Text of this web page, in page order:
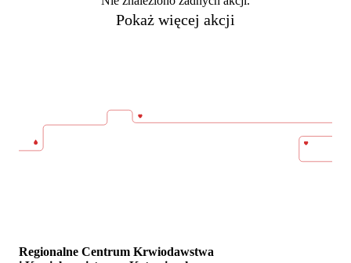
Pokaż więcej akcji
Regionalne Centrum Krwiodawstwa